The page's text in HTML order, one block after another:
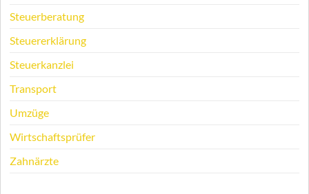
Steuerberatung
Steuererklärung
Steuerkanzlei
Transport
Umzüge
Wirtschaftsprüfer
Zahnärzte